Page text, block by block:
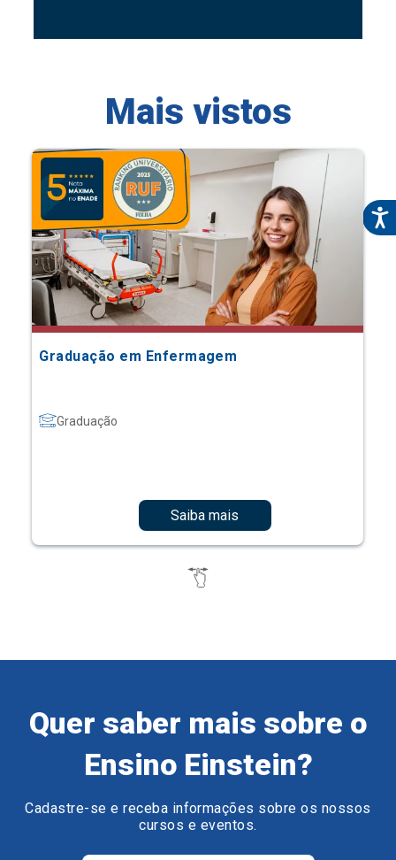
Mais vistos
Graduação em Enfermagem
Graduação
Saiba mais
Quer saber mais sobre o
Ensino Einstein?
Cadastre-se e receba informações sobre os nossos
cursos e eventos.